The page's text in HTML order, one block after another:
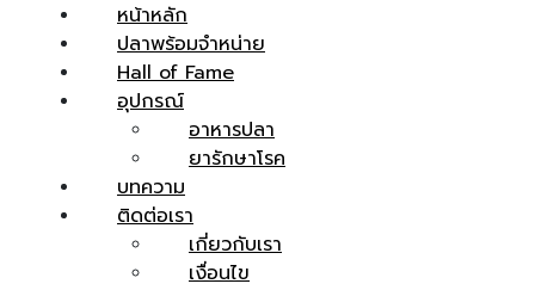
หน้าหลัก
ปลาพร้อมจำหน่าย
Hall of Fame
อุปกรณ์
อาหารปลา
ยารักษาโรค
บทความ
ติดต่อเรา
เกี่ยวกับเรา
เงื่อนไข